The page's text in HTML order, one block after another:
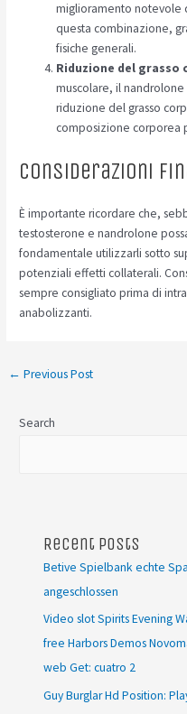
miglioramento notevole
questa combinazione,
fisiche generali.
Riduzione del grasso
muscolare, il
riduzione del grasso
composizione corporea
Considerazioni
È importante ricordare che,
testosterone e nandrolone
fondamentale utilizzarli sotto
potenziali effetti collaterali.
sempre consigliato prima di
anabolizzanti.
← Previous Post
Search
Recent Posts
Betive Spielbank echte
angeschlossen
Video slot Spirits Evening
free Harbors Demos
web Get: cuatro 2
Guy Burglar Hd Position: